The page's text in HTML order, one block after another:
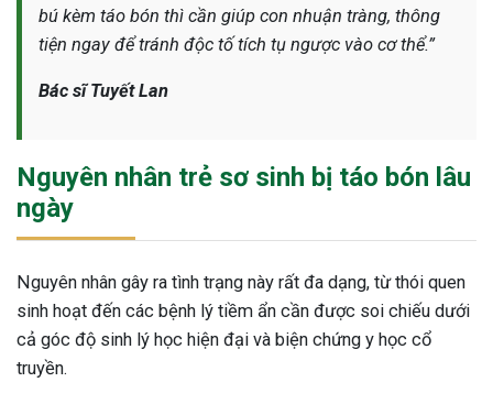
bú kèm táo bón thì cần giúp con nhuận tràng, thông
tiện ngay để tránh độc tố tích tụ ngược vào cơ thể.”
Bác sĩ Tuyết Lan
Nguyên nhân trẻ sơ sinh bị táo bón lâu
ngày
Nguyên nhân gây ra tình trạng này rất đa dạng, từ thói quen
sinh hoạt đến các bệnh lý tiềm ẩn cần được soi chiếu dưới
cả góc độ sinh lý học hiện đại và biện chứng y học cổ
truyền.